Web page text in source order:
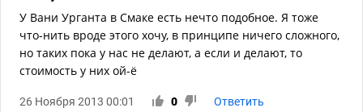
У Вани Урганта в Смаке есть нечто подобное. Я тоже
что-нить вроде этого хочу, в принципе ничего сложного,
но таких пока у нас не делают, а если и делают, то
стоимость у них ой-ё
26 Ноября 2013 00:01 0 Ответить